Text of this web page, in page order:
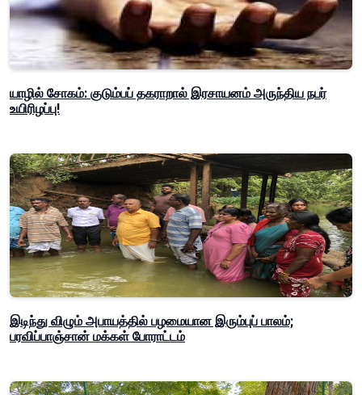
யாழில் சோகம்: குடும்பப் தகராறால் இரசாயனம் அருந்திய நபர்
உயிரிழப்பு!
இடிந்து விழும் அபாயத்தில் பழமையான இரும்புப் பாலம்;
பரவிப்பாஞ்சான் மக்கள் போராட்டம்